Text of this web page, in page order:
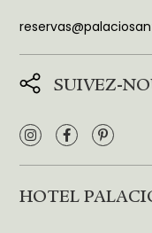
SUIVEZ-
HOTEL